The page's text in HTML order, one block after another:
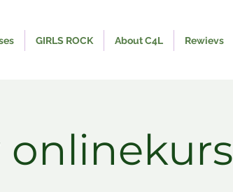
GIRLS ROCK About C4L Rewievs